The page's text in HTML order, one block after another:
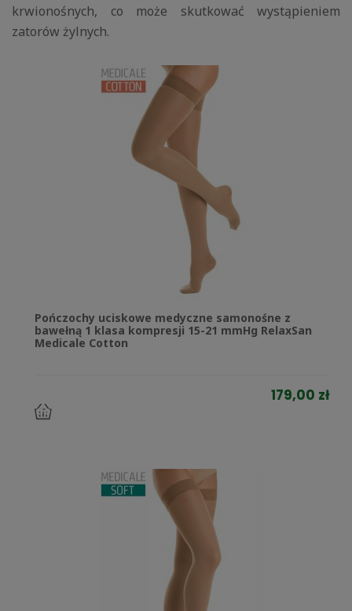
krwionośnych, co może skutkować wystąpieniem
zatorów żylnych.
Pończochy uciskowe medyczne samonośne z
bawełną 1 klasa kompresji 15-21 mmHg RelaxSan
Medicale Cotton
179,00 zł
do